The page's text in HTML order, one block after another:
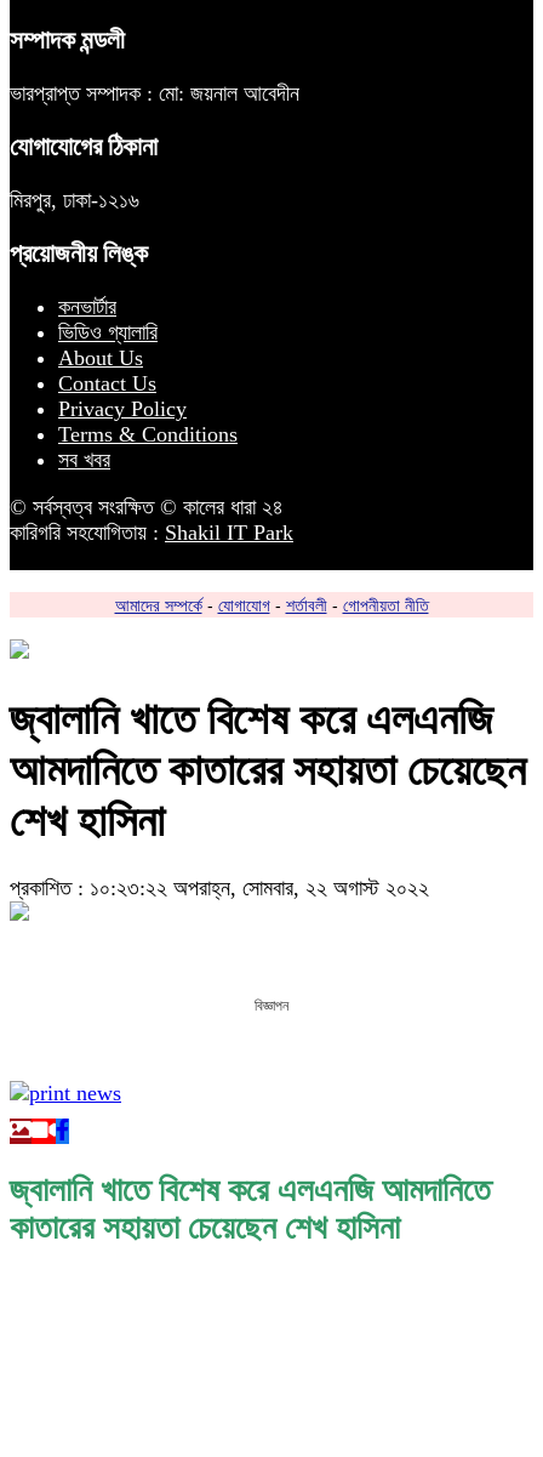
সম্পাদক মন্ডলী
ভারপ্রাপ্ত সম্পাদক : মো: জয়নাল আবেদীন
যোগাযোগের ঠিকানা
মিরপুর, ঢাকা-১২১৬
প্রয়োজনীয় লিঙ্ক
কনভার্টার
ভিডিও গ্যালারি
About Us
Contact Us
Privacy Policy
Terms & Conditions
সব খবর
© সর্বস্বত্ব সংরক্ষিত © কালের ধারা ২৪
কারিগরি সহযোগিতায় : Shakil IT Park
আমাদের সম্পর্কে- যোগাযোগ- শর্তাবলী- গোপনীয়তা নীতি
জ্বালানি খাতে বিশেষ করে এলএনজি
আমদানিতে কাতারের সহায়তা চেয়েছেন
শেখ হাসিনা
প্রকাশিত : ১০:২৩:২২ অপরাহ্ন, সোমবার, ২২ অগাস্ট ২০২২
বিজ্ঞাপন
জ্বালানি খাতে বিশেষ করে এলএনজি আমদানিতে
কাতারের সহায়তা চেয়েছেন শেখ হাসিনা